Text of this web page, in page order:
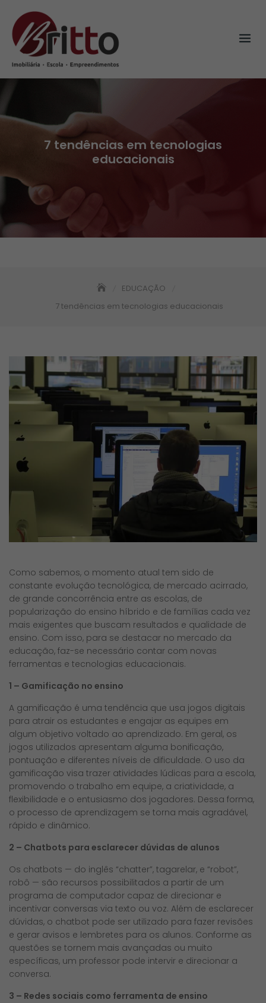
content
7 tendências em tecnologias
educacionais
EDUCAÇÃO
7 tendências em tecnologias educacionais
Como sabemos, o momento atual tem sido de
constante evolução tecnológica, de mercado acirrado,
de grande concorrência entre as escolas, de
popularização do ensino híbrido e de famílias cada vez
mais exigentes que buscam resultados e qualidade de
ensino. Com isso, para se destacar no mercado da
educação, faz-se necessário contar com novas
ferramentas e tecnologias educacionais.
1 – Gamificação no ensino
A gamificação é uma tendência que usa jogos digitais
para atrair os estudantes e engajar as equipes em
algum objetivo voltado ao aprendizado. Em geral, os
jogos utilizados apresentam alguma bonificação,
pontuação e diferentes níveis de dificuldade. O uso da
gamificação visa trazer atividades lúdicas para a escola,
promovendo o trabalho em equipe, a criatividade, a
flexibilidade e o entusiasmo dos jogadores. Dessa forma,
o processo de aprendizagem se torna mais agradável,
rápido e dinâmico.
2 – Chatbots para esclarecer dúvidas de alunos
Os chatbots — do inglês “chatter”, tagarelar, e “robot”,
robô — são recursos possibilitados a partir de um
programa de computador capaz de direcionar e
incentivar conversas via texto ou voz. Além de esclarecer
dúvidas, o chatbot pode ser utilizado para fazer revisões
e gerar avisos e lembretes para os alunos. Conforme as
questões se tornem mais avançadas ou muito
específicas, um professor pode intervir e direcionar a
conversa.
3 – Redes sociais como ferramenta de ensino